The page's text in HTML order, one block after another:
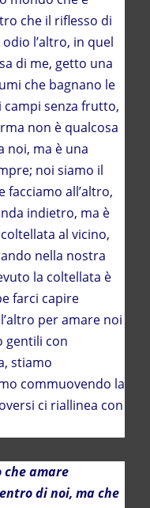
che il riflesso di
l’altro, in quel
di me, getto una
che bagnano le
senza frutto,
non è qualcosa
noi, ma è una
noi siamo il
facciamo all’altro,
indietro, ma è
al vicino,
nella nostra
la coltellata è
farci capire
per amare noi
gentili con
stiamo
commuovendo la
ci riallinea con
che amare
di noi, ma che